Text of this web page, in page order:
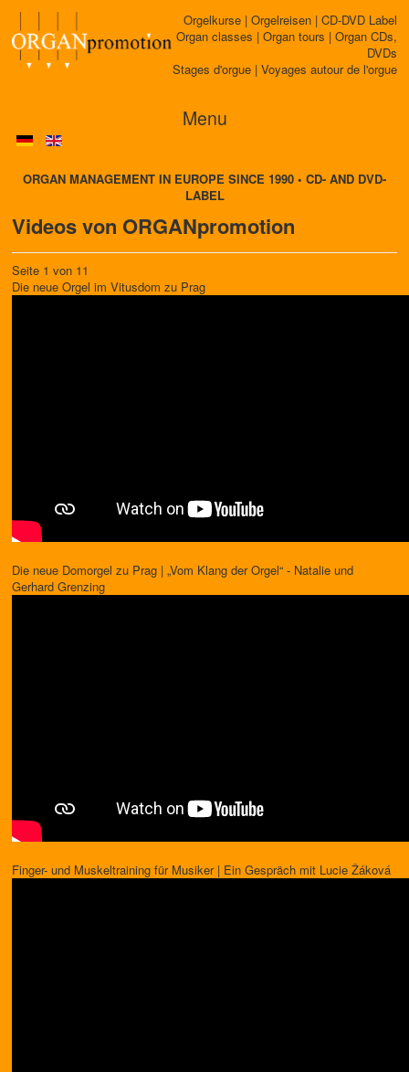
Orgelkurse | Orgelreisen | CD-DVD Label
Organ classes | Organ tours | Organ CDs,
DVDs
Stages d'orgue | Voyages autour de l'orgue
Menu
ORGAN MANAGEMENT IN EUROPE SINCE 1990 • CD- AND DVD-
LABEL
Videos von ORGANpromotion
Seite 1 von 11
Die neue Orgel im Vitusdom zu Prag
Die neue Domorgel zu Prag | „Vom Klang der Orgel“ - Natalie und
Gerhard Grenzing
Finger- und Muskeltraining für Musiker | Ein Gespräch mit Lucie Žáková